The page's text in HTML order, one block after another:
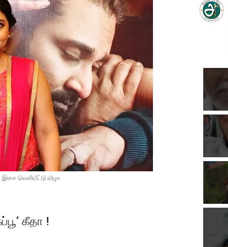
இசை வெளியீட்டு விழா
கீதா !